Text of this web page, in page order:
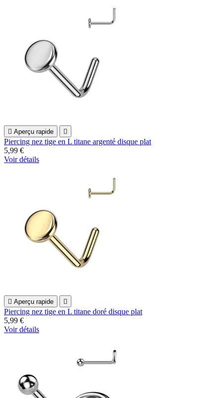
 Aperçu rapide 
Piercing nez tige en L titane argenté disque plat
5,99 €
Voir détails
 Aperçu rapide 
Piercing nez tige en L titane doré disque plat
5,99 €
Voir détails